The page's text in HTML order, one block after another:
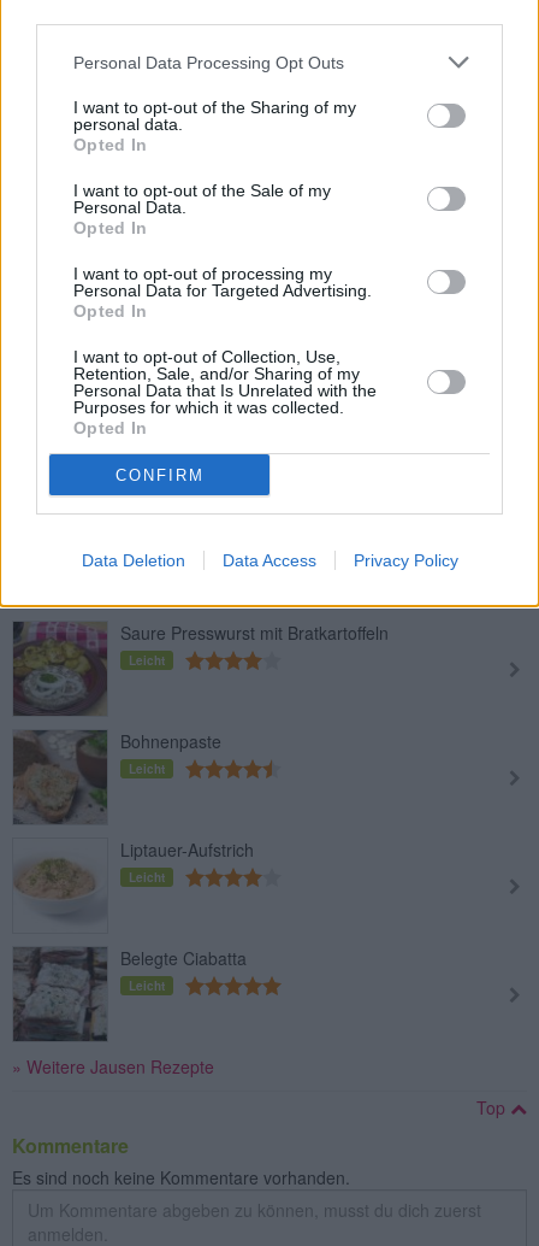
Personal Data Processing Opt Outs
I want to opt-out of the Sharing of my
personal data.
Opted In
I want to opt-out of the Sale of my
Personal Data.
Opted In
I want to opt-out of processing my
Personal Data for Targeted Advertising.
Opted In
I want to opt-out of Collection, Use,
Retention, Sale, and/or Sharing of my
Personal Data that Is Unrelated with the
Purposes for which it was collected.
Opted In
CONFIRM
Data Deletion Data Access Privacy Policy
Leicht
Pilz-Topfkuchen
Leicht
Mandel Zapfen
Crêpes mit Schinken und Käse
Leicht
Saure Presswurst mit Bratkartoffeln
Leicht
Bohnenpaste
Leicht
Liptauer-Aufstrich
Leicht
Belegte Ciabatta
Leicht
» Weitere Jausen Rezepte
Top
Kommentare
Es sind noch keine Kommentare vorhanden.